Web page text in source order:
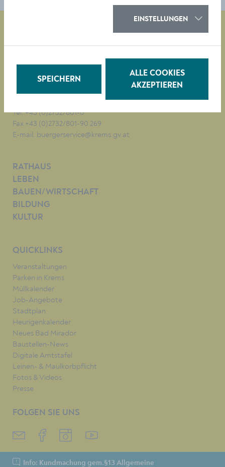
Obere Landstraße 4
A-3500 Krems
Tel. +43 (0)2732/801-0
Fax +43 (0)2732/801-90 269
E-mail: buergerservice@krems.gv.at
RATHAUS
LEBEN
BAUEN/WIRTSCHAFT
BILDUNG
KULTUR
QUICKLINKS
Veranstaltungen
Parken in Krems
Müllkalender
Job-Angebote
Stadtplan
Heurigenkalender
Neues Bad Mirador
Baustellen-News
Digitale Amtstafel
Leinen- & Maulkorbpflicht
Fotos & Videos
Presse
FOLGEN SIE UNS
Info: Kundmachung gem.§13 Allgemeine
EINSTELLUNGEN
SPEICHERN
ALLE COOKIES
AKZEPTIEREN